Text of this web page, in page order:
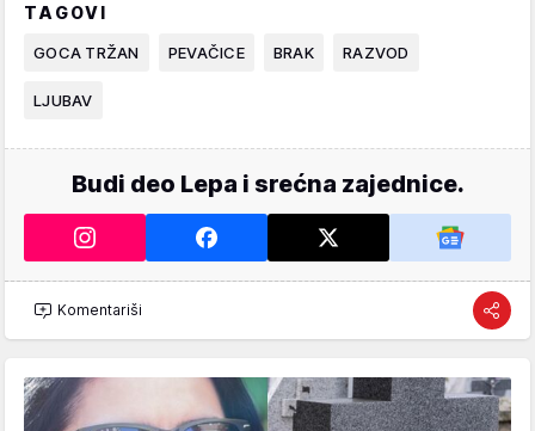
TAGOVI
GOCA TRŽAN PEVAČICE BRAK RAZVOD
LJUBAV
Budi deo Lepa i srećna zajednice.
Komentariši